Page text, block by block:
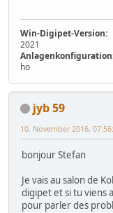
Win-Digipet-Version:
2021
ho
jyb 59
10. November 2016,
bonjour Stefan
Je vais au salon de
digipet et si tu viens
pour parler des